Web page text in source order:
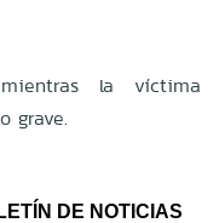
la víctima
grave.
DE NOTICIAS